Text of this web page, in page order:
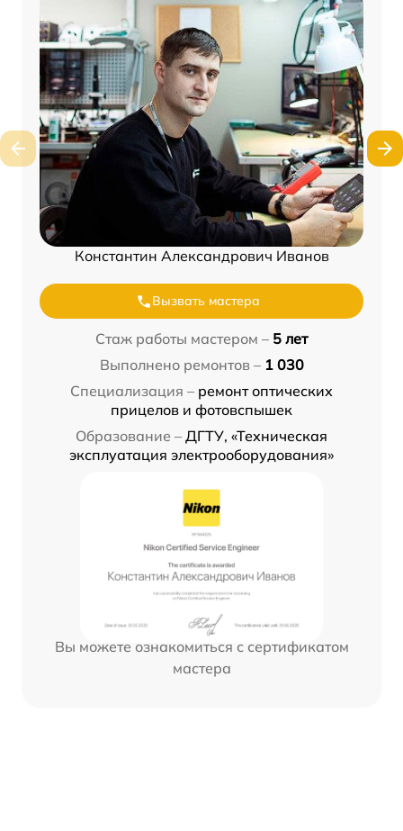
Константин Александрович Иванов
Вызвать мастера
Стаж работы мастером – 5 лет
Выполнено ремонтов – 1 030
Специализация – ремонт оптических
прицелов и фотовспышек
Образование – ДГТУ, «Техническая
эксплуатация электрооборудования»
Вы можете ознакомиться с сертификатом
мастера